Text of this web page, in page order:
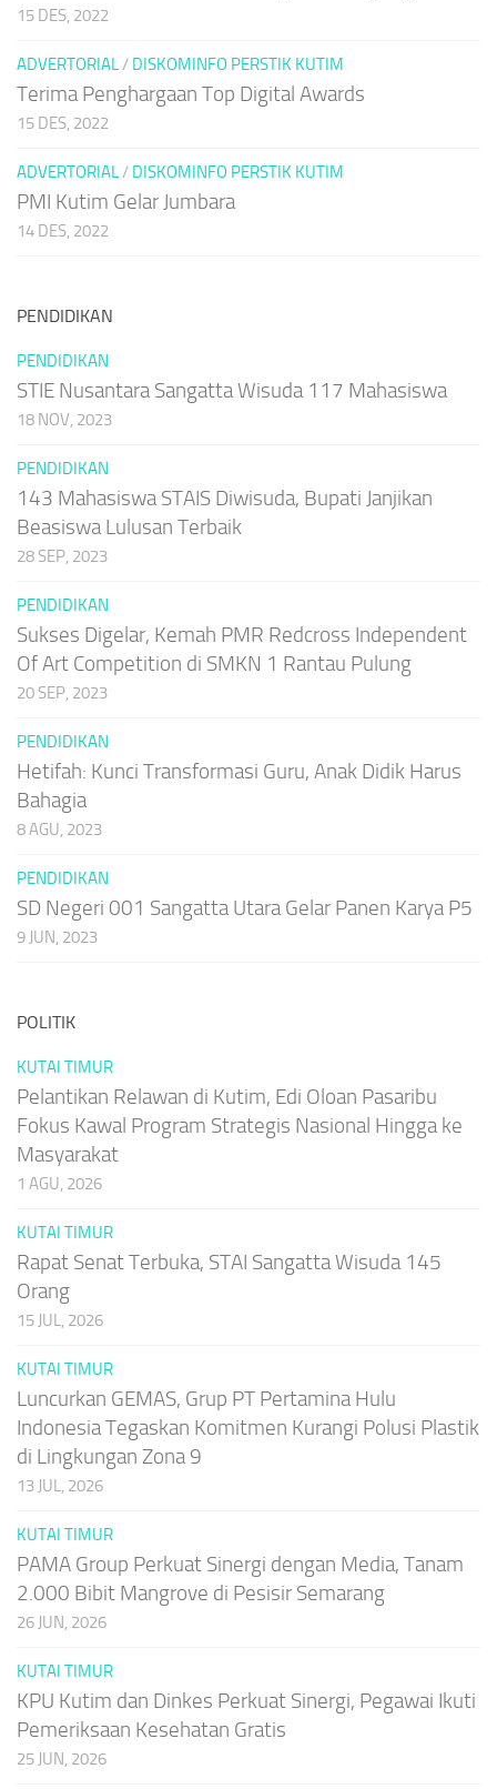
15 DES, 2022
ADVERTORIAL/ DISKOMINFO PERSTIK KUTIM
Terima Penghargaan Top Digital Awards
15 DES, 2022
ADVERTORIAL/ DISKOMINFO PERSTIK KUTIM
PMI Kutim Gelar Jumbara
14 DES, 2022
PENDIDIKAN
PENDIDIKAN
STIE Nusantara Sangatta Wisuda 117 Mahasiswa
18 NOV, 2023
PENDIDIKAN
143 Mahasiswa STAIS Diwisuda, Bupati Janjikan
Beasiswa Lulusan Terbaik
28 SEP, 2023
PENDIDIKAN
Sukses Digelar, Kemah PMR Redcross Independent
Of Art Competition di SMKN 1 Rantau Pulung
20 SEP, 2023
PENDIDIKAN
Hetifah: Kunci Transformasi Guru, Anak Didik Harus
Bahagia
8 AGU, 2023
PENDIDIKAN
SD Negeri 001 Sangatta Utara Gelar Panen Karya P5
9 JUN, 2023
POLITIK
KUTAI TIMUR
Pelantikan Relawan di Kutim, Edi Oloan Pasaribu
Fokus Kawal Program Strategis Nasional Hingga ke
Masyarakat
1 AGU, 2026
KUTAI TIMUR
Rapat Senat Terbuka, STAI Sangatta Wisuda 145
Orang
15 JUL, 2026
KUTAI TIMUR
Luncurkan GEMAS, Grup PT Pertamina Hulu
Indonesia Tegaskan Komitmen Kurangi Polusi Plastik
di Lingkungan Zona 9
13 JUL, 2026
KUTAI TIMUR
PAMA Group Perkuat Sinergi dengan Media, Tanam
2.000 Bibit Mangrove di Pesisir Semarang
26 JUN, 2026
KUTAI TIMUR
KPU Kutim dan Dinkes Perkuat Sinergi, Pegawai Ikuti
Pemeriksaan Kesehatan Gratis
25 JUN, 2026